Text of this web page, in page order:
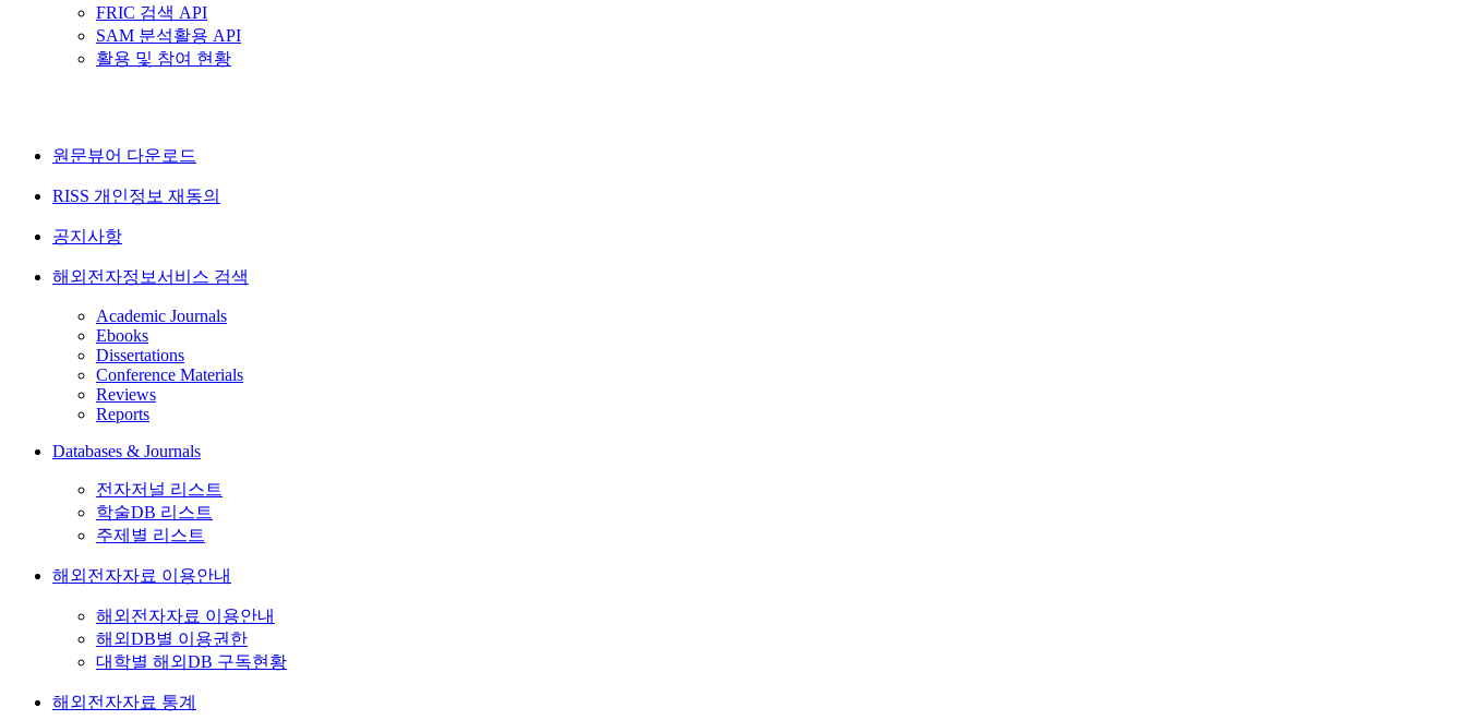
FRIC 검색 API
SAM 분석활용 API
활용 및 참여 현황
원문뷰어 다운로드
RISS 개인정보 재동의
공지사항
해외전자정보서비스 검색
Academic Journals
Ebooks
Dissertations
Conference Materials
Reviews
Reports
Databases & Journals
전자저널 리스트
학술DB 리스트
주제별 리스트
해외전자자료 이용안내
해외전자자료 이용안내
해외DB별 이용권한
대학별 해외DB 구독현황
해외전자자료 통계